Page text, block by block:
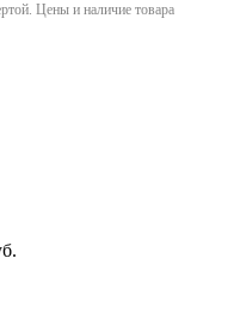
Цены и наличие товара